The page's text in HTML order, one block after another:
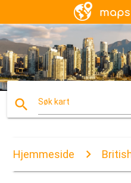
search Søk kart
Hjemmeside